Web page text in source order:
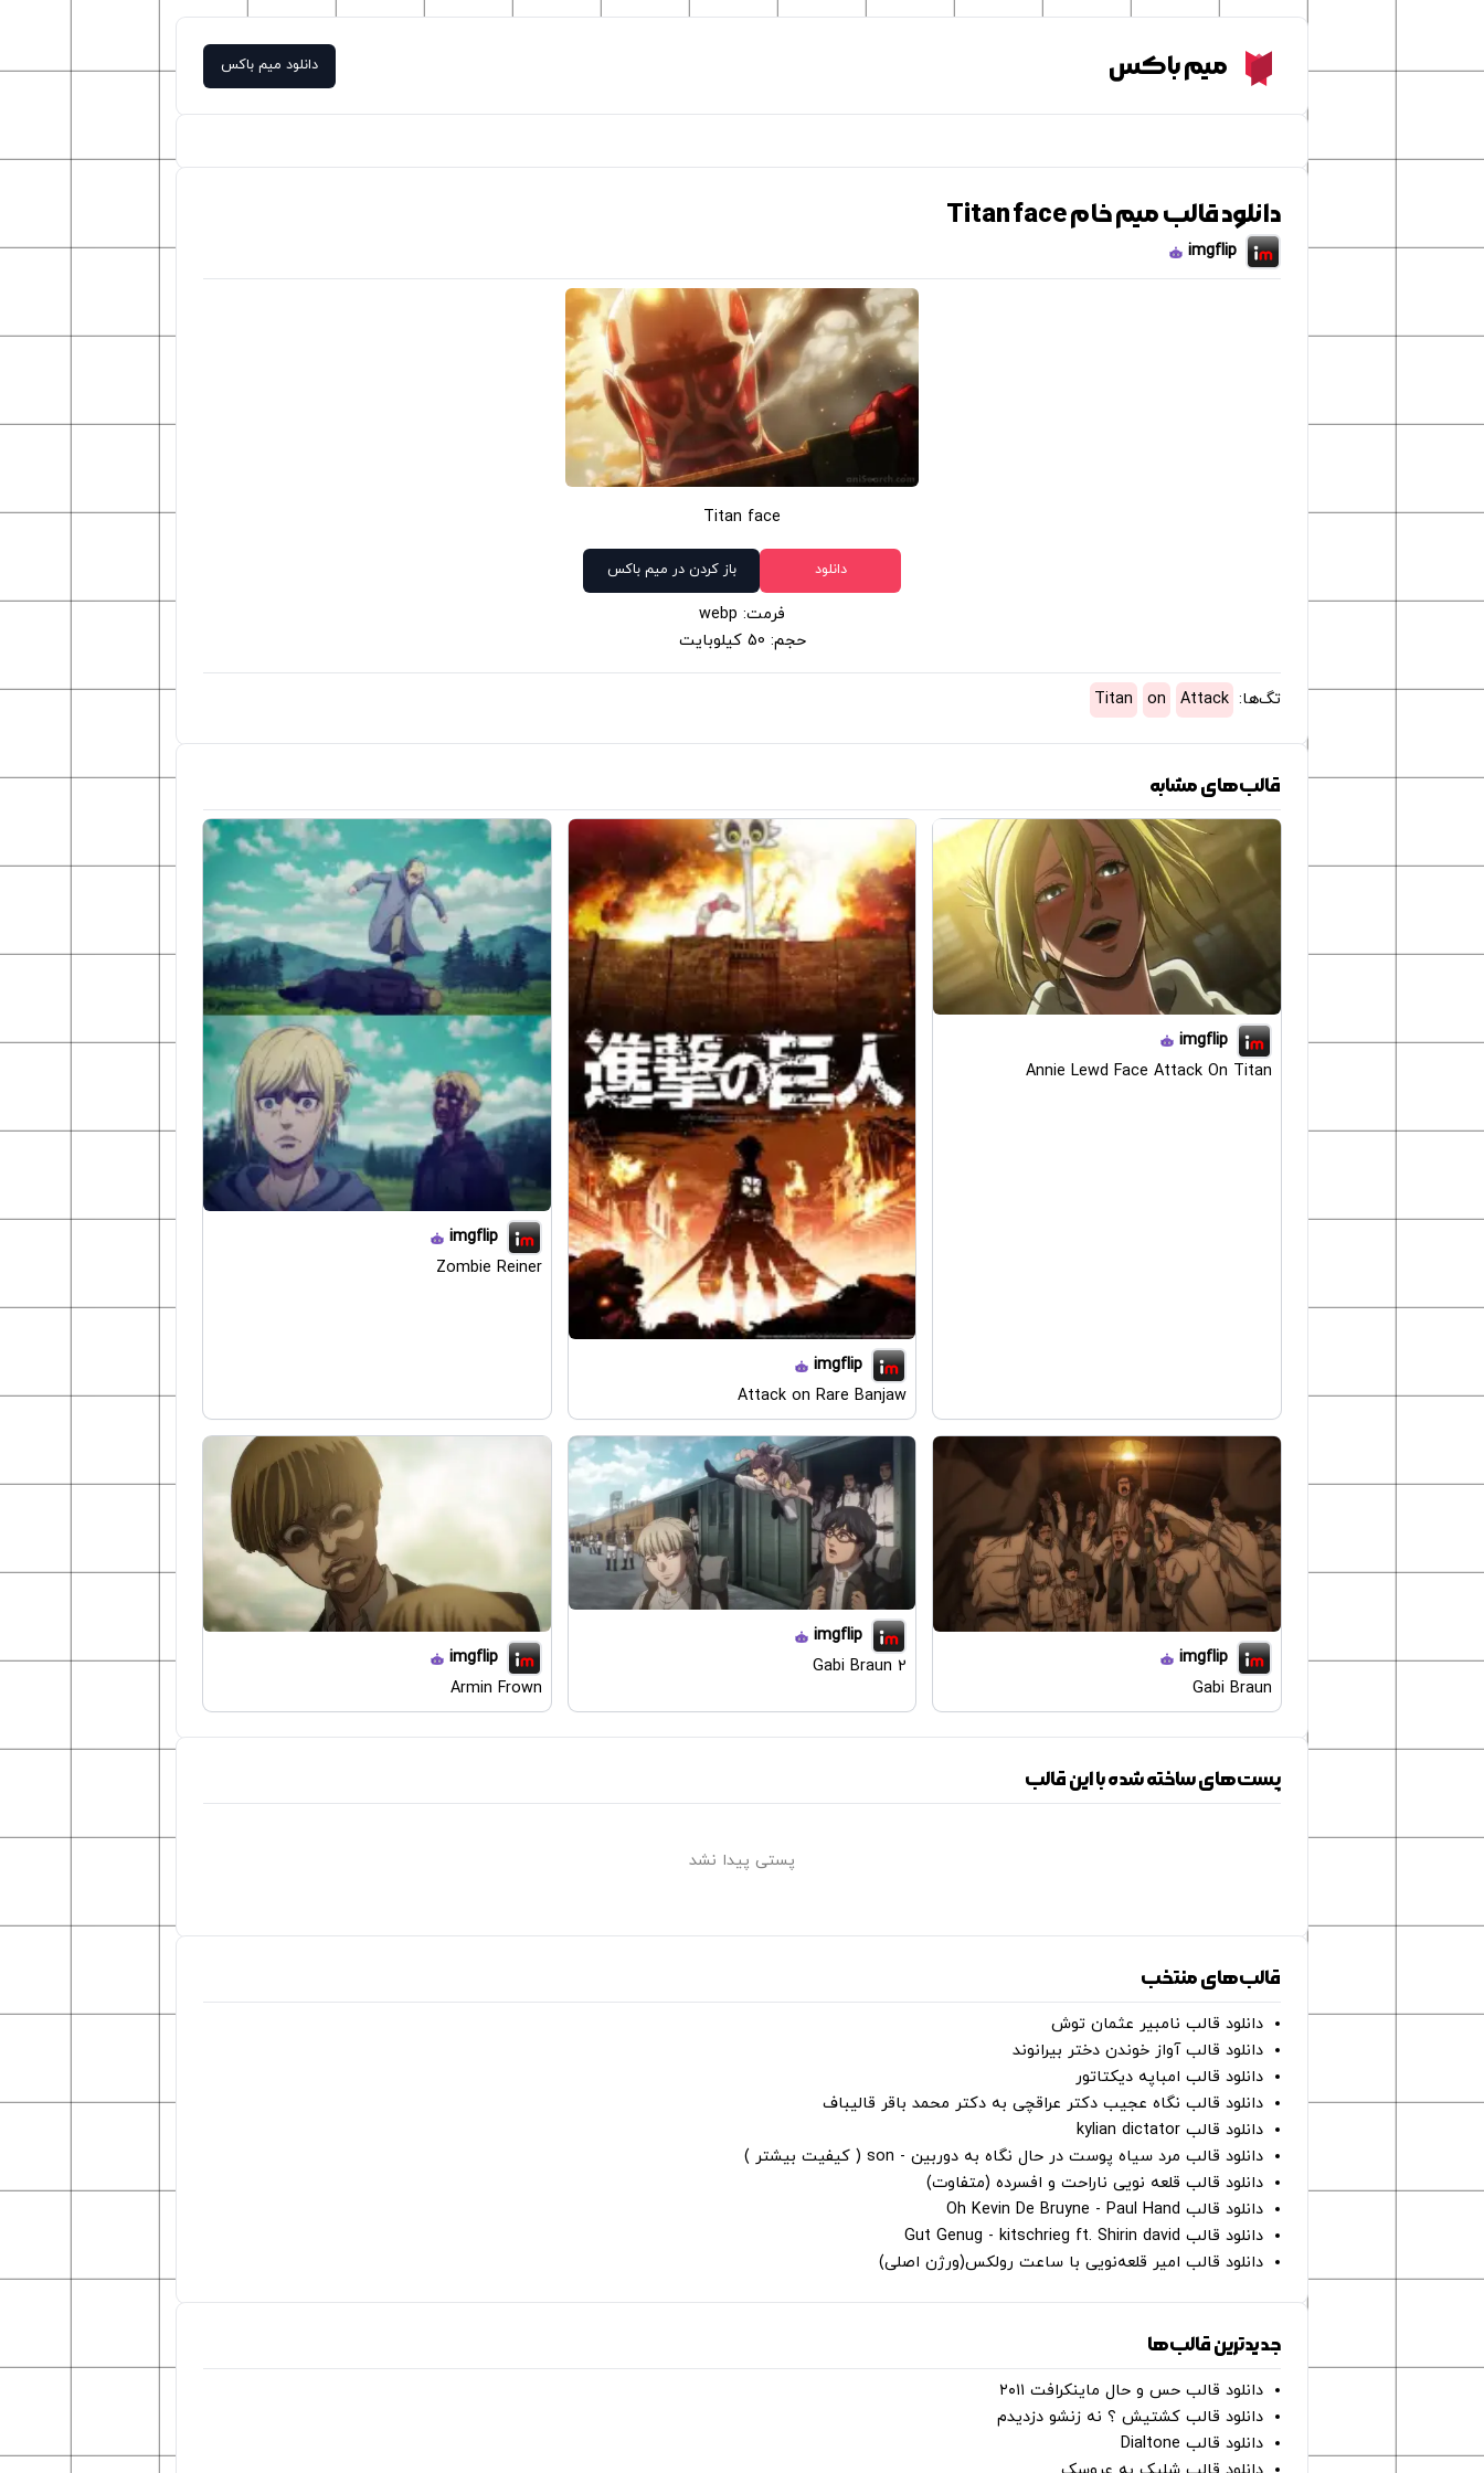
Meme Boxمیم باکس دانلود میم باکس
دانلود قالب میم خام Titan face
imgflip
Titan face
دانلود باز کردن در میم باکس
فرمت: webp
حجم: 50 کیلوبایت
تگ‌ها: Attack
on
Titan
قالب‌های مشابه
imgflip
Annie Lewd Face Attack On Titan
imgflip
Attack on Rare Banjaw
imgflip
Zombie Reiner
imgflip
Gabi Braun
imgflip
Gabi Braun 2
imgflip
Armin Frown
پست‌های ساخته شده با این قالب
پستی پیدا نشد
قالب‌های منتخب
دانلود قالب نامبیر عثمان ‌توش
دانلود قالب آواز خوندن دختر بیرانوند
دانلود قالب امباپه دیکتاتور
دانلود قالب نگاه عجیب دکتر عراقچی به دکتر محمد باقر قالیباف
دانلود قالب kylian dictator
دانلود قالب مرد سیاه پوست در حال نگاه به دوربین - son ( کیفیت بیشتر )
دانلود قالب قلعه نویی ناراحت و افسرده (متفاوت)
دانلود قالب Oh Kevin De Bruyne - Paul Hand
دانلود قالب Gut Genug - kitschrieg ft. Shirin david
دانلود قالب امیر قلعه‌نویی با ساعت رولکس(ورژن اصلی)
جدیدترین قالب‌ها
دانلود قالب حس و حال ماینکرافت ۲۰۱۱
دانلود قالب کشتیش ؟ نه زنشو دزدیدم
دانلود قالب Dialtone